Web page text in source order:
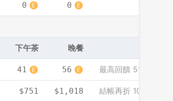
0 0
下午茶 晚餐
41 56 最高回饋 5% EZCASH
$751 $1,018 結帳再折 10%（單筆